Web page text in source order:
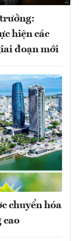
hiện các
đoạn mới
chuyển hóa
cao